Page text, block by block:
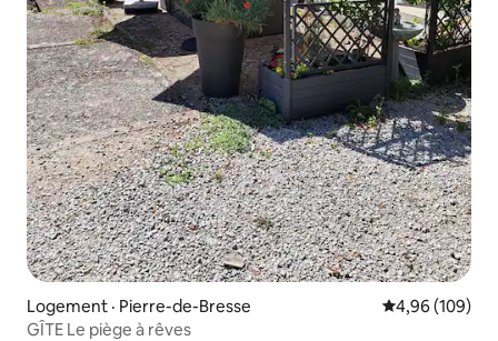
Logement · Pierre-de-Bresse Note
4,96 (109)
GÎTE Le piège à rêves